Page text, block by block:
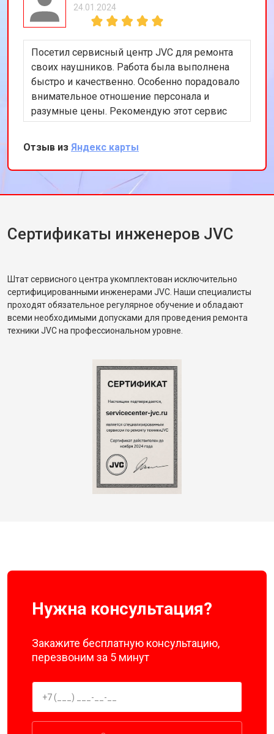
24.01.2024
Посетил сервисный центр JVC для ремонта
своих наушников. Работа была выполнена
быстро и качественно. Особенно порадовало
внимательное отношение персонала и
разумные цены. Рекомендую этот сервис
всем, кто ищет надежный ремонт
аудиотехники.
Отзыв из Яндекс карты
Сертификаты инженеров JVC
Штат сервисного центра укомплектован исключительно
сертифицированными инженерами JVC. Наши специалисты
проходят обязательное регулярное обучение и обладают
всеми необходимыми допусками для проведения ремонта
техники JVC на профессиональном уровне.
Нужна консультация?
Закажите бесплатную консультацию,
перезвоним за 5 минут